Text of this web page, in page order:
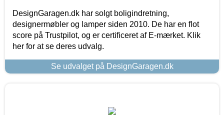
DesignGaragen.dk har solgt boligindretning,
designermøbler og lamper siden 2010. De har en flot
score på Trustpilot, og er certificeret af E-mærket. Klik
her for at se deres udvalg.
Se udvalget på DesignGaragen.dk